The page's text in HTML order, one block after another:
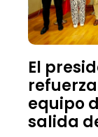
El
equipo
salida